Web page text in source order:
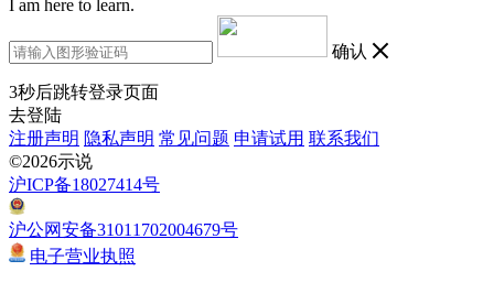
I am here to learn.
确认
3秒后跳转登录页面
去登陆
注册声明 隐私声明 常见问题 申请试用 联系我们
©2026示说
沪ICP备18027414号
沪公网安备31011702004679号
电子营业执照